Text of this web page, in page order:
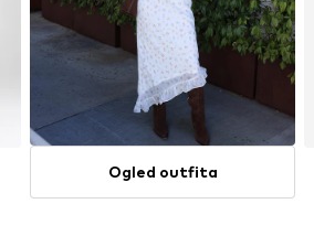
Ogled outfita